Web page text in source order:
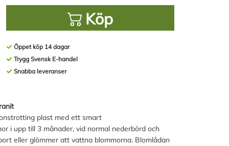
Köp
Öppet köp 14 dagar
Trygg Svensk E-handel
Snabba leveranser
plast med ett smart
i upp till 3 månader, vid normal nederbörd och
eller glömmer att vattna blommorna. Blomlådan